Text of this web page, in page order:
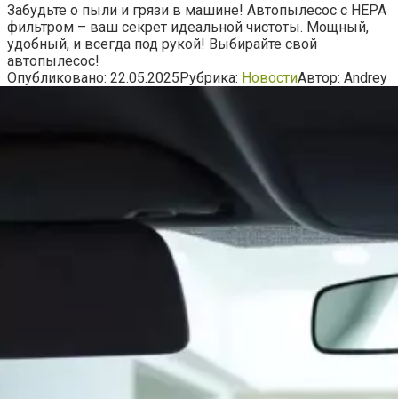
Забудьте о пыли и грязи в машине! Автопылесос с HEPA
фильтром – ваш секрет идеальной чистоты. Мощный,
удобный, и всегда под рукой! Выбирайте свой
автопылесос!
Опубликовано: 22.05.2025Рубрика: НовостиАвтор: Andrey